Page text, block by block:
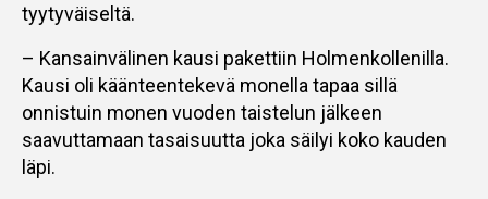
tyytyväiseltä.
– Kansainvälinen kausi pakettiin Holmenkollenilla.
Kausi oli käänteentekevä monella tapaa sillä
onnistuin monen vuoden taistelun jälkeen
saavuttamaan tasaisuutta joka säilyi koko kauden
läpi.